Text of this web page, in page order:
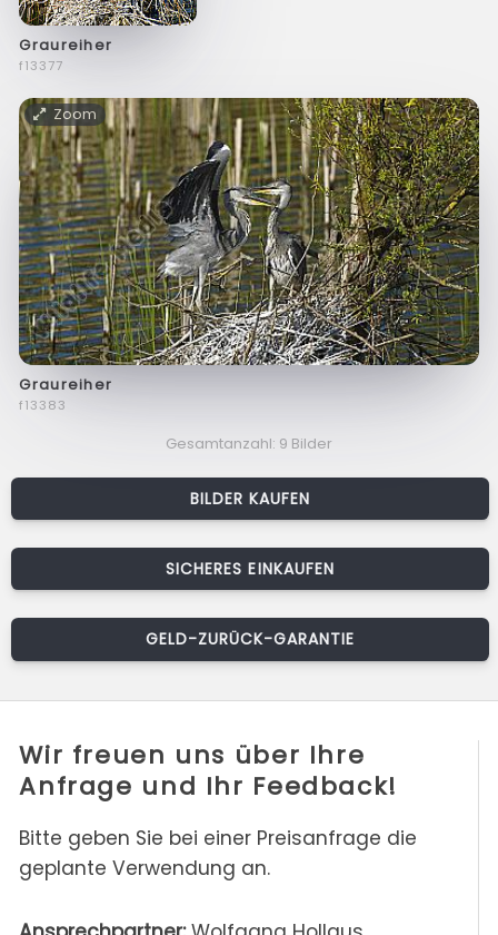
Graureiher
f13377
Zoom
Graureiher
f13383
Gesamtanzahl: 9 Bilder
BILDER KAUFEN
SICHERES EINKAUFEN
GELD-ZURÜCK-GARANTIE
Wir freuen uns über Ihre
Anfrage und Ihr Feedback!
Bitte geben Sie bei einer Preisanfrage die
geplante Verwendung an.